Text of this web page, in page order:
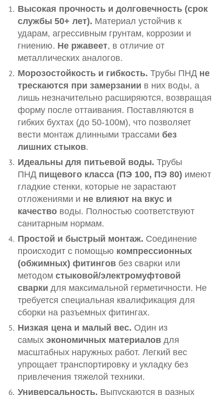
Высокая прочность и долговечность (срок
службы 50+ лет). Материал устойчив к
ударам, агрессивным грунтам, коррозии и
гниению. Не ржавеет, в отличие от
металлических аналогов.
Морозостойкость и гибкость. Трубы ПНД не
трескаются при замерзании в них воды, а
лишь незначительно расширяются, возвращая
форму после оттаивания. Поставляются в
гибких бухтах (до 50-100м), что позволяет
вести монтаж длинными трассами без
лишних стыков.
Идеальны для питьевой воды. Трубы
ПНД пищевого класса (ПЭ 100, ПЭ 80) имеют
гладкие стенки, которые не зарастают
отложениями и не влияют на вкус и
качество воды. Полностью соответствуют
санитарным нормам.
Простой и быстрый монтаж. Соединение
происходит с помощью компрессионных
(обжимных) фитингов без сварки или
методом стыковой/электромуфтовой
сварки для максимальной герметичности. Не
требуется специальная квалификация для
сборки на разъемных фитингах.
Низкая цена и малый вес. Один из
самых экономичных материалов для
масштабных наружных работ. Легкий вес
упрощает транспортировку и укладку без
привлечения тяжелой техники.
Универсальность. Выпускаются в разных